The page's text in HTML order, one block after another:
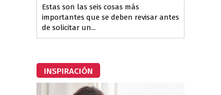
Estas son las seis cosas más
importantes que se deben revisar antes
de solicitar un...
INSPIRACIÓN